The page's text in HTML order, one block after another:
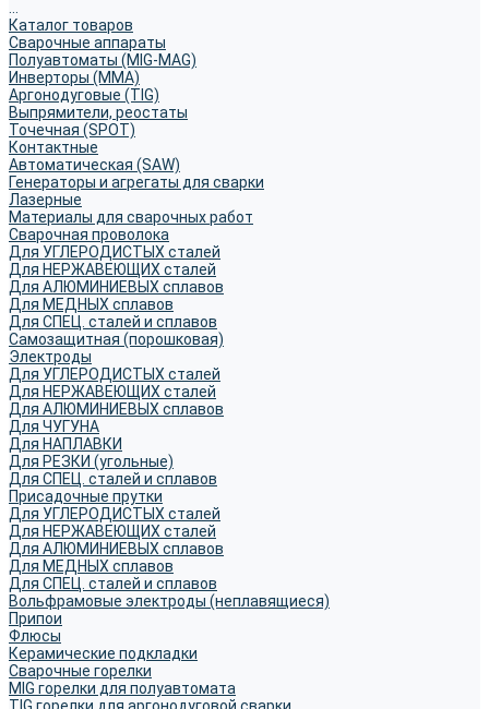
Каталог товаров
Сварочные аппараты
Полуавтоматы (MIG-MAG)
Инверторы (MMA)
Аргонодуговые (TIG)
Выпрямители, реостаты
Точечная (SPOT)
Контактные
Автоматическая (SAW)
Генераторы и агрегаты для сварки
Лазерные
Материалы для сварочных работ
Сварочная проволока
Для УГЛЕРОДИСТЫХ сталей
Для НЕРЖАВЕЮЩИХ сталей
Для АЛЮМИНИЕВЫХ сплавов
Для МЕДНЫХ сплавов
Для СПЕЦ. сталей и сплавов
Самозащитная (порошковая)
Электроды
Для УГЛЕРОДИСТЫХ сталей
Для НЕРЖАВЕЮЩИХ сталей
Для АЛЮМИНИЕВЫХ сплавов
Для ЧУГУНА
Для НАПЛАВКИ
Для РЕЗКИ (угольные)
Для СПЕЦ. сталей и сплавов
Присадочные прутки
Для УГЛЕРОДИСТЫХ сталей
Для НЕРЖАВЕЮЩИХ сталей
Для АЛЮМИНИЕВЫХ сплавов
Для МЕДНЫХ сплавов
Для СПЕЦ. сталей и сплавов
Вольфрамовые электроды (неплавящиеся)
Припои
Флюсы
Керамические подкладки
Сварочные горелки
MIG горелки для полуавтомата